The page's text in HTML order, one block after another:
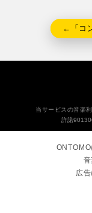
←「コ
当サービスの音楽
許諾
広